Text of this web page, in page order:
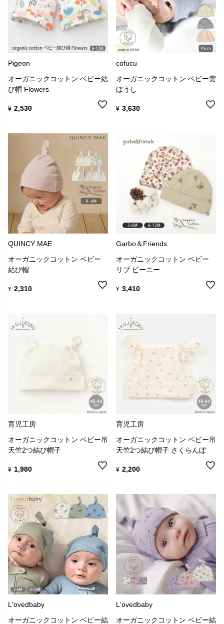
Pigeon
オーガニックコットン ベビー結
び帽 Flowers
¥ 2,530
cofucu
オーガニックコットン ベビー雲
ぼうし
¥ 3,630
QUINCY MAE
オーガニックコットン ベビー
結び帽
¥ 2,310
Garbo＆Friends
オーガニックコットン ベビー
リブ ビーニー
¥ 3,410
育児工房
オーガニックコットン ベビー吊
天竺2つ結び帽子
¥ 1,980
育児工房
オーガニックコットン ベビー吊
天竺2つ結び帽子 さくらんぼ
¥ 2,200
L'ovedbaby
オーガニックコットン ベビー結
L'ovedbaby
オーガニックコットン ベビー結